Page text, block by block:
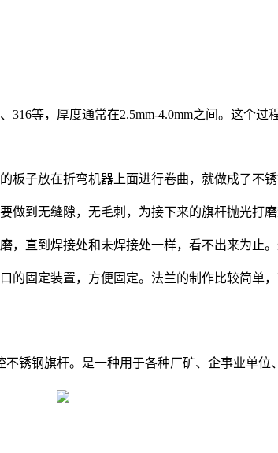
等，厚度通常在2.5mm-4.0mm之间。这个
子放在折弯机器上面进行卷曲，就做成了不锈
到无缝隙，无毛刺，为接下来的旗杆抛光打磨
直到焊接处和未焊接处一样，看不出来为止。
固定装置，方便固定。法兰的制作比较简单
锈钢旗杆。是一种用于各种厂矿、企事业单